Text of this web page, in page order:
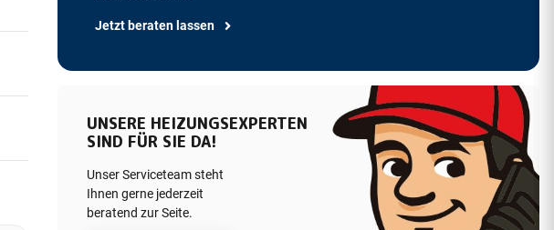
Jetzt beraten lassen
UNSERE HEIZUNGSEXPERTEN
SIND FÜR SIE DA!
Unser Serviceteam steht
Ihnen gerne jederzeit
beratend zur Seite.